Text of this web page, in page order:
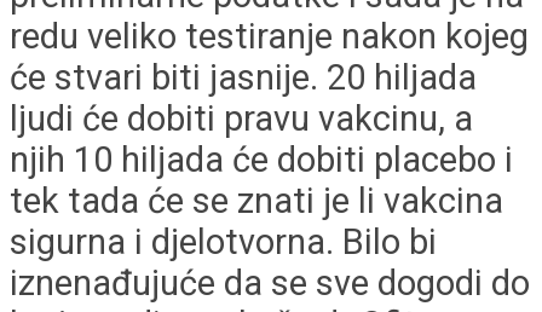
redu veliko testiranje nakon kojeg
će stvari biti jasnije. 20 hiljada
ljudi će dobiti pravu vakcinu, a
njih 10 hiljada će dobiti placebo i
tek tada će se znati je li vakcina
sigurna i djelotvorna. Bilo bi
iznenađujuće da se sve dogodi do